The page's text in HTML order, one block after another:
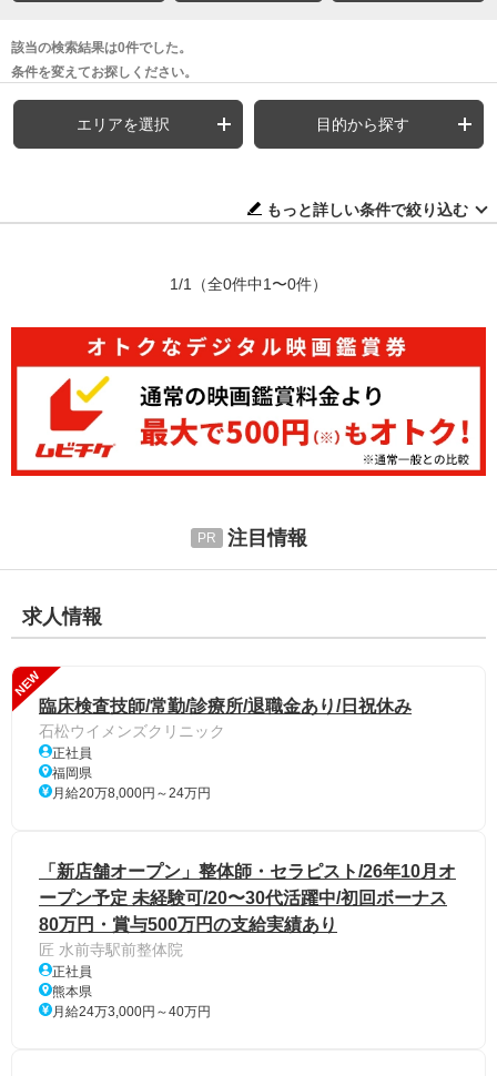
該当の検索結果は0件でした。
条件を変えてお探しください。
エリアを選択 目的から探す
もっと詳しい条件で絞り込む
1/1 （全0件中1〜0件）
注目情報
求人情報
NEW
臨床検査技師/常勤/診療所/退職金あり/日祝休み
石松ウイメンズクリニック
正社員
福岡県
月給20万8,000円～24万円
「新店舗オープン」整体師・セラピスト/26年10月オ
ープン予定 未経験可/20〜30代活躍中/初回ボーナス
80万円・賞与500万円の支給実績あり
匠 水前寺駅前整体院
正社員
熊本県
月給24万3,000円～40万円